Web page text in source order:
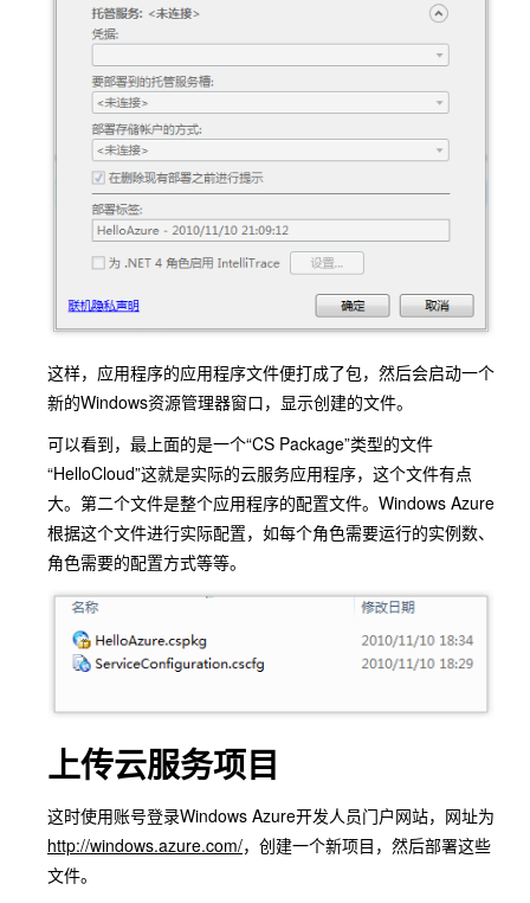
这样，应用程序的应用程序文件便打成了包，然后会启动一个
新的Windows资源管理器窗口，显示创建的文件。
可以看到，最上面的是一个“CS Package”类型的文件
“HelloCloud”这就是实际的云服务应用程序，这个文件有点
大。第二个文件是整个应用程序的配置文件。Windows Azure
根据这个文件进行实际配置，如每个角色需要运行的实例数、
角色需要的配置方式等等。
上传云服务项目
这时使用账号登录Windows Azure开发人员门户网站，网址为
http://windows.azure.com/，创建一个新项目，然后部署这些
文件。